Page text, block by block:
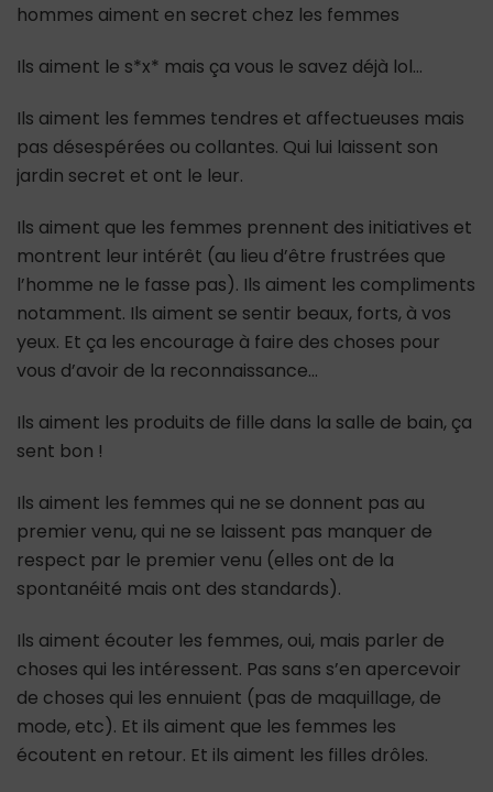
hommes aiment en secret chez les femmes
Ils aiment le s*x* mais ça vous le savez déjà lol…
Ils aiment les femmes tendres et affectueuses mais
pas désespérées ou collantes. Qui lui laissent son
jardin secret et ont le leur.
Ils aiment que les femmes prennent des initiatives et
montrent leur intérêt (au lieu d’être frustrées que
l’homme ne le fasse pas). Ils aiment les compliments
notamment. Ils aiment se sentir beaux, forts, à vos
yeux. Et ça les encourage à faire des choses pour
vous d’avoir de la reconnaissance…
Ils aiment les produits de fille dans la salle de bain, ça
sent bon !
Ils aiment les femmes qui ne se donnent pas au
premier venu, qui ne se laissent pas manquer de
respect par le premier venu (elles ont de la
spontanéité mais ont des standards).
Ils aiment écouter les femmes, oui, mais parler de
choses qui les intéressent. Pas sans s’en apercevoir
de choses qui les ennuient (pas de maquillage, de
mode, etc). Et ils aiment que les femmes les
écoutent en retour. Et ils aiment les filles drôles.